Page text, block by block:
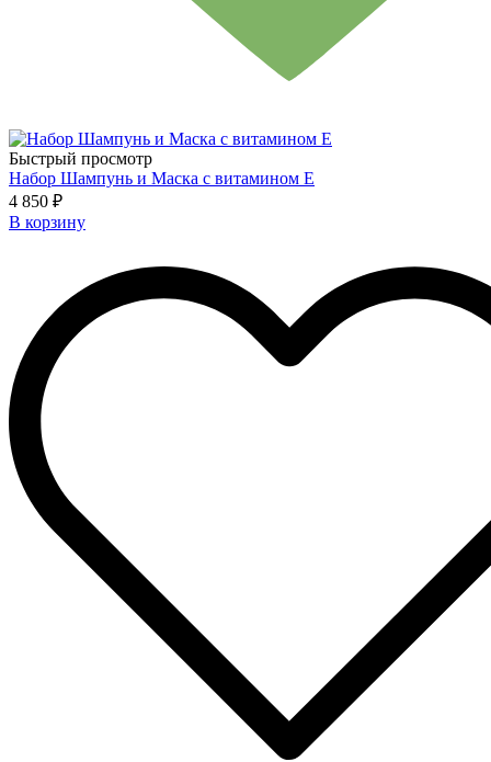
Быстрый просмотр
Набор Шампунь и Маска с витамином Е
4 850 ₽
В корзину